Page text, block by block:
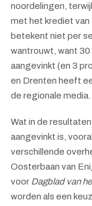
noordelingen,
met het krediet van
betekent niet per
wantrouwt, want 30
aangevinkt (en 3
en Drenten heeft
de regionale media.
Wat in de resultaten
aangevinkt is,
verschillende
Oosterbaan van
voor Dagblad van
worden als een